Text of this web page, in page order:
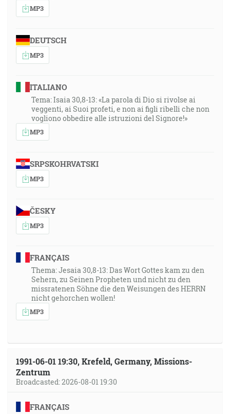
MP3
DEUTSCH
MP3
ITALIANO
Tema: Isaia 30,8-13: «La parola di Dio si rivolse ai
veggenti, ai Suoi profeti, e non ai figli ribelli che non
vogliono obbedire alle istruzioni del Signore!»
MP3
SRPSKOHRVATSKI
MP3
ČESKY
MP3
FRANÇAIS
Thema: Jesaia 30,8-13: Das Wort Gottes kam zu den
Sehern, zu Seinen Propheten und nicht zu den
missratenen Söhne die den Weisungen des HERRN
nicht gehorchen wollen!
MP3
1991-06-01 19:30, Krefeld, Germany, Missions-
Zentrum
Broadcasted: 2026-08-01 19:30
FRANÇAIS